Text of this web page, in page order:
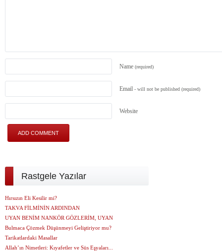
Name (required)
Email - will not be published (required)
Website
Rastgele Yazılar
Hırsızın Eli Kesilir mi?
TAKVA FİLMİNİN ARDINDAN
UYAN BENİM NANKÖR GÖZLERİM, UYAN
Bulmaca Çözmek Düşünmeyi Geliştiriyor mu?
Tarikatlardaki Masallar
Allah’ın Nimetleri: Kıyafetler ve Süs Eşyaları...